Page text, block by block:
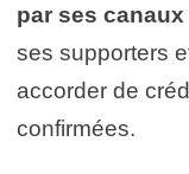
par ses
ses supporters
accorder de
confirmées.